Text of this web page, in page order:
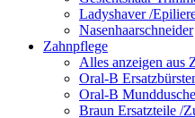
Ladyshaver /
Nasenhaarschneider
Zahnpflege
Alles anzeigen aus
Oral-B
Oral-B
Braun Ersatzteile /